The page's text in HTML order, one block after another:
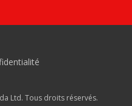
Ltd. Tous droits réservés.